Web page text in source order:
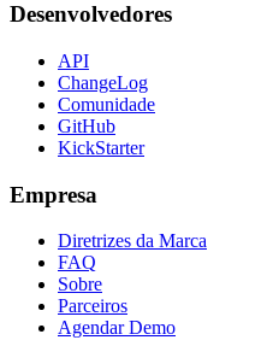
Desenvolvedores
API
ChangeLog
Comunidade
GitHub
KickStarter
Empresa
Diretrizes da Marca
FAQ
Sobre
Parceiros
Agendar Demo